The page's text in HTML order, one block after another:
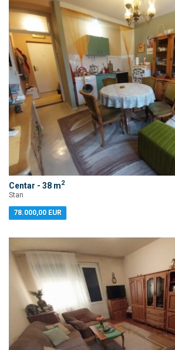
Centar - 38 m2
Stan
78.000,00 EUR